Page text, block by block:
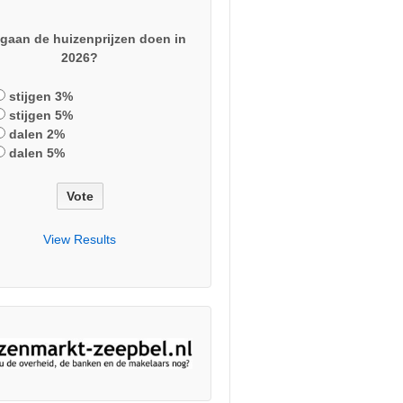
de huizenprijzen doen in
2026?
stijgen 3%
stijgen 5%
dalen 2%
dalen 5%
View Results